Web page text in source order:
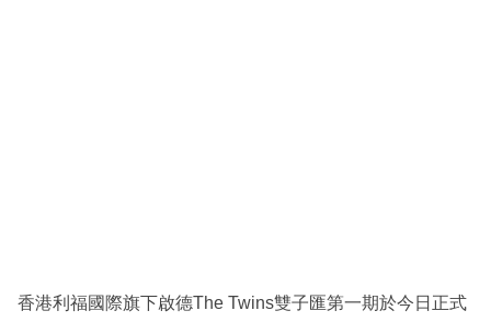
區
香港利福國際旗下啟德The Twins雙子匯第一期於今日正式